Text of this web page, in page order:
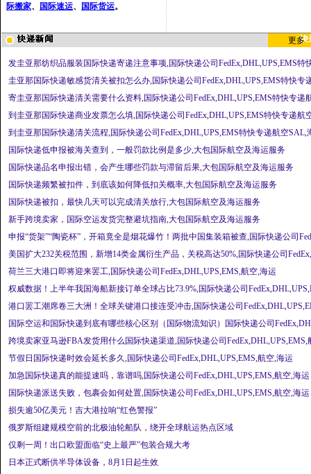
际搬家、 国际速运、 国际货运。
更多
发圭亚那纺织品服装国际快递寄递注意事项,国际快递公司FedEx,DHL,UPS,EMS特
圭亚那国际快递敏感货清关被扣怎么办,国际快递公司FedEx,DHL,UPS,EMS特快专
寄圭亚那国际快递清关需要什么资料,国际快递公司FedEx,DHL,UPS,EMS特快专递
到圭亚那国际快递商业发票怎么填,国际快递公司FedEx,DHL,UPS,EMS特快专递航
到圭亚那国际快递清关流程,国际快递公司FedEx,DHL,UPS,EMS特快专递航空SAL,
国际快递低申报被海关查到，一般罚款比例是多少,大包国际航空及海运服务
国际快递品名申报出错，会产生哪些罚款与滞留后果,大包国际航空及海运服务
国际快递频繁被扣件，到底该如何降低扣关概率,大包国际航空及海运服务
国际快递被扣，最快几天可以完成清关放行,大包国际航空及海运服务
新手跨境卖家，国际空运发货完整避坑指南,大包国际航空及海运服务
申报“货架”“陶瓷杯”，开箱竟全是烟花爆竹！两批中国集装箱被查,国际快递公司
美国扩大232关税范围，新增14类金属衍生产品，关税高达50%,国际快递公司
荷兰三大港口即将迎来罢工,国际快递公司FedEx,DHL,UPS,EMS,航空,海运
权威数据！上半年我国海船新接订单全球占比73.9%,国际快递公司
港口罢工潮席卷三大洲！全球关键港口接连受冲击,国际快递公司
国际空运和国际快递到底有哪些核心区别（国际物流知识）国际快递公司
跨境卖家亚马逊FBA发货用什么国际快递渠道,国际快递公司FedEx,DHL,UPS,EMS,
节假日国际快递时效会延长多久,国际快递公司FedEx,DHL,UPS,EMS,航空,海运
加急国际快递真的能提速吗，靠谱吗,国际快递公司FedEx,DHL,UPS,EMS,航空,海运
国际快递派送失败，包裹会如何处置,国际快递公司FedEx,DHL,UPS,EMS,航空,海运
损失逾50亿美元！吉大港拉响“红色警报”
俄罗斯组建规模空前的北极油轮船队，绕开全球航运热点区域
仅剩一周！出口欧盟面临“史上最严”包装合规大考
日本正式断供半导体设备，8月1日起生效